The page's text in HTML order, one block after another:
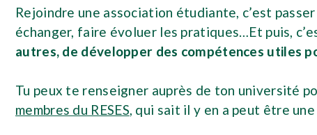
Rejoindre une association étudiante, c’est
échanger, faire évoluer les pratiques…Et puis,
autres, de développer des compétences utiles
Tu peux te renseigner auprès de ton université
membres du RESES, qui sait il y en a peut être une